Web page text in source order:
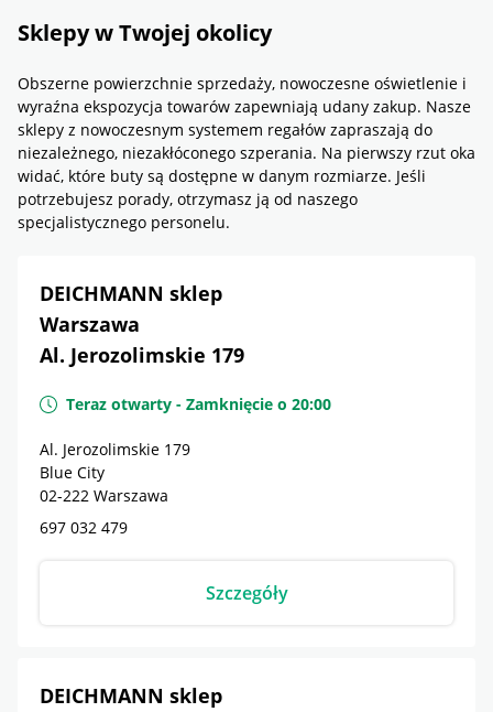
Sklepy w Twojej okolicy
Obszerne powierzchnie sprzedaży, nowoczesne oświetlenie i
wyraźna ekspozycja towarów zapewniają udany zakup. Nasze
sklepy z nowoczesnym systemem regałów zapraszają do
niezależnego, niezakłóconego szperania. Na pierwszy rzut oka
widać, które buty są dostępne w danym rozmiarze. Jeśli
potrzebujesz porady, otrzymasz ją od naszego
specjalistycznego personelu.
DEICHMANN sklep
Warszawa
Al. Jerozolimskie 179
Teraz otwarty - Zamknięcie o 20:00
Al. Jerozolimskie 179
Blue City
02-222 Warszawa
697 032 479
Szczegóły
DEICHMANN sklep